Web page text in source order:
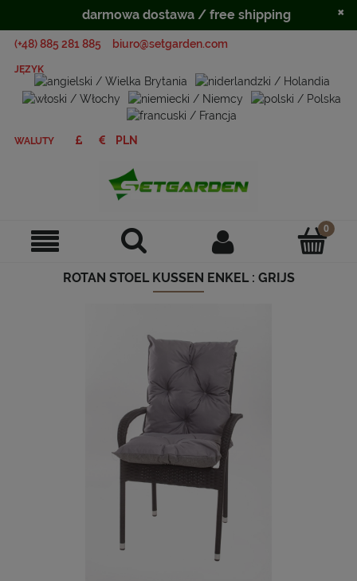
(+48) 885 281 885 biuro@setgarden.com
JĘZYK
WALUTY
ROTAN STOEL KUSSEN ENKEL : GRIJS
darmowa dostawa / free shipping ×